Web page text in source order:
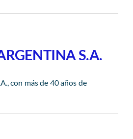
AHORA
A SOCIOSS.A.
con más de 40 años de